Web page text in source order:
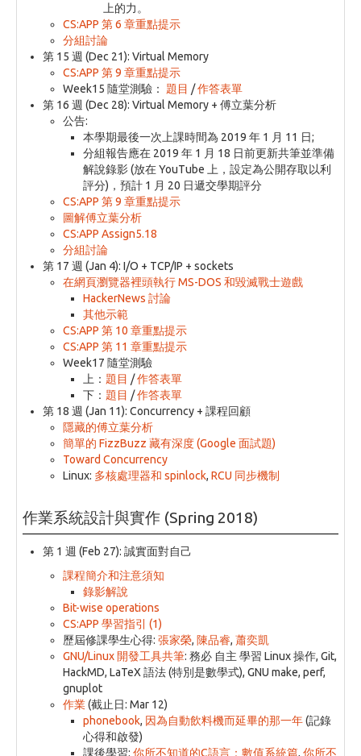
上的力。
CS:APP 第 6 章重點提示
分組討論
第 15 週 (Dec 21): Virtual Memory
CS:APP 第 9 章重點提示
Week15 隨堂測驗： 題目 /作答表單
第 16 週 (Dec 28): Virtual Memory + 傅立葉分析
公告:
本學期最後一次上課時間為 2019 年 1 月 11 日;
分組報告應在 2019 年 1 月 18 日前更新共筆並準備
解說錄影 (放在 YouTube 上，設定為公開存取以利
評分)，預計 1 月 20 日遞交學期評分
CS:APP 第 9 章重點提示
圖解傅立葉分析
CS:APP Assign5.18
分組討論
第 17 週 (Jan 4): I/O + TCP/IP + sockets
在網頁瀏覽器裡頭執行 MS-DOS 和毀滅戰士遊戲
HackerNews 討論
其他示範
CS:APP 第 10 章重點提示
CS:APP 第 11 章重點提示
Week17 隨堂測驗
上： 題目 /作答表單
下： 題目 /作答表單
第 18 週 (Jan 11): Concurrency + 課程回顧
隱藏的傅立葉分析
簡單的 FizzBuzz 藏有深度 (Google 面試題)
Toward Concurrency
Linux: 多核處理器和 spinlock, RCU 同步機制
作業系統設計與實作 (Spring 2018)
第 1 週 (Feb 27): 誠實面對自己
課程簡介和注意須知
錄影解說
Bit-wise operations
CS:APP 學習指引 (1)
歷屆修課學生心得: 張家榮, 陳品睿, 蕭奕凱
GNU/Linux 開發工具共筆: 務必 自主 學習 Linux 操作, Git,
HackMD, LaTeX 語法 (特別是數學式), GNU make, perf,
gnuplot
作業(截止日: Mar 12)
phonebook, 因為自動飲料機而延畢的那一年(記錄
心得和啟發)
課後學習: 你所不知道的C語言：數值系統篇, 你所不